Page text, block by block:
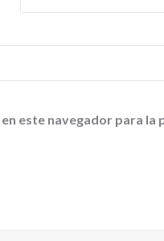
este navegador para la